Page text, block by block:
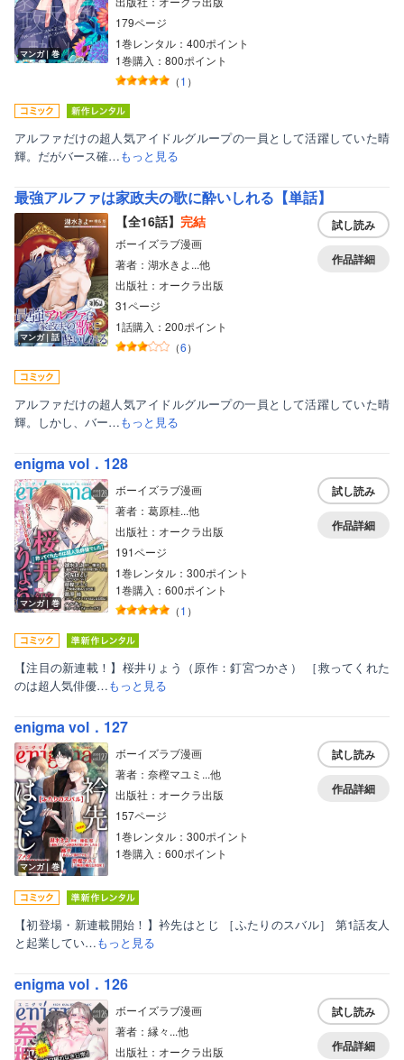
マンガ｜巻
179ページ
1巻レンタル：400ポイント
1巻購入：800ポイント
（1 ）
アルファだけの超人気アイドルグループの一員として活躍していた晴
輝。だがバース確…もっと見る
最強アルファは家政夫の歌に酔いしれる【単話】
マンガ｜話
【全16話】 完結
ボーイズラブ漫画
著者：湖水きよ...他
出版社：オークラ出版
31ページ
1話購入：200ポイント
（6）
試し読み
作品詳細
アルファだけの超人気アイドルグループの一員として活躍していた晴
輝。しかし、バー…もっと見る
enigma vol．128
マンガ｜巻
ボーイズラブ漫画
著者：葛原桂...他
出版社：オークラ出版
191ページ
1巻レンタル：300ポイント
1巻購入：600ポイント
（1 ）
試し読み
作品詳細
【注目の新連載！】桜井りょう（原作：釘宮つかさ） ［救ってくれた
のは超人気俳優…もっと見る
enigma vol．127
マンガ｜巻
ボーイズラブ漫画
著者：奈樫マユミ...他
出版社：オークラ出版
157ページ
1巻レンタル：300ポイント
1巻購入：600ポイント
試し読み
作品詳細
【初登場・新連載開始！】衿先はとじ ［ふたりのスバル］ 第1話友人
と起業してい…もっと見る
enigma vol．126
ボーイズラブ漫画
著者：縁々...他
出版社：オークラ出版
試し読み
作品詳細